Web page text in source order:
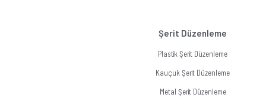
Şerit Düzenleme
Plastik Şerit Düzenleme
Kauçuk Şerit Düzenleme
Metal Şerit Düzenleme